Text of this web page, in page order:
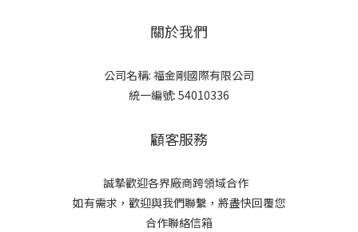
關於我們
公司名稱: 福金剛國際有限公司
統一編號: 54010336
顧客服務
誠摯歡迎各界廠商跨領域合作
如有需求，歡迎與我們聯繫，將盡快回覆您
合作聯絡信箱